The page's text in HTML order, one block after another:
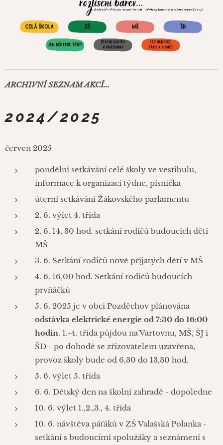
ARCHIVNÍ SEZNAM AKCÍ...
2024/2025
červen 2025
pondělní setkávání celé školy ve vestibulu,
informace k organizaci týdne, písnička
úterní setkávání Žákovského parlamentu
2. 6. výlet 4. třída
2. 6. 14, 30 hod. setkání rodičů budoucích dětí
MŠ
3. 6. Setkání rodičů nově přijatých dětí v MŠ
4. 6. 16,00 hod. Setkání rodičů budoucích
prvňáčků
5. 6. 2025 je v obci Pozděchov plánována
odstávka elektrické energie od 7:30 do 16:00
hodin. 1.-4. třída půjdou na Vartovnu, MŠ, ŠJ i
ŠD - po dohodě se zřizovatelem uzavřena,
provoz školy bude od 6,30 do 13,30 hod.
5. 6. výlet 5. třída
6. 6. Dětský den na školní zahradě - dopoledne
10. 6. výlet 1.,2.,3., 4. třída
10. 6. návštěva páťáků v ZŠ Valašská Polanka -
setkání s budoucími spolužáky a seznámení s